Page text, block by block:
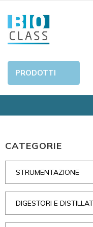
PRODOTTI
CATEGORIE